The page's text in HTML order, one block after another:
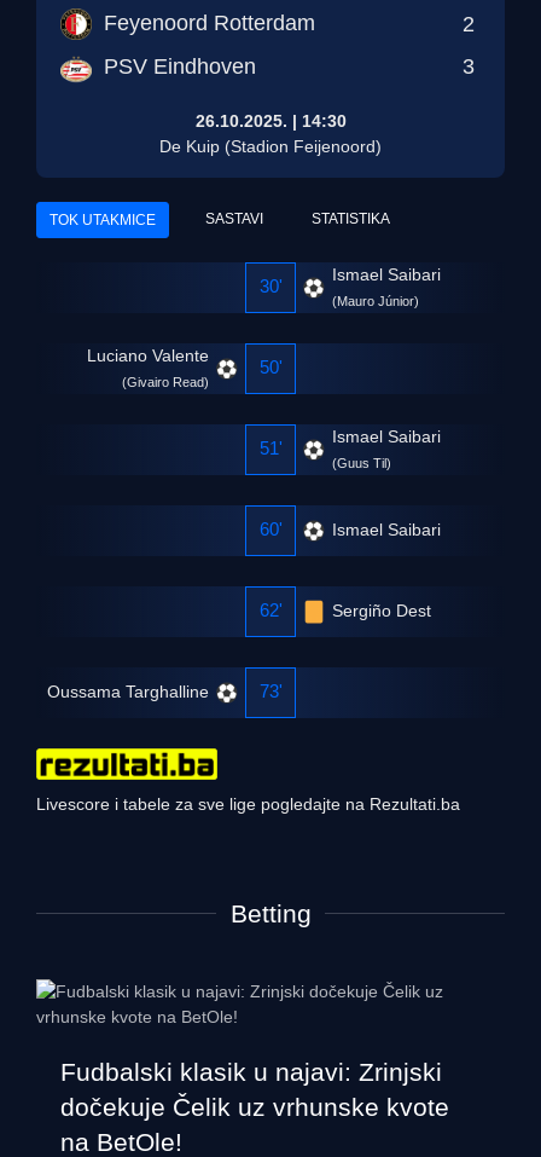
Feyenoord Rotterdam
PSV Eindhoven
2
3
26.10.2025. | 14:30
De Kuip (Stadion Feijenoord)
TOK UTAKMICE SASTAVI STATISTIKA
Ismael Saibari
(Mauro Júnior)
30'
Luciano Valente
(Givairo Read)
50'
Ismael Saibari
(Guus Til)
51'
Ismael Saibari
60'
Sergiño Dest
62'
Oussama Targhalline 73'
Livescore i tabele za sve lige pogledajte na Rezultati.ba
Betting
Fudbalski klasik u najavi: Zrinjski
dočekuje Čelik uz vrhunske kvote
na BetOle!